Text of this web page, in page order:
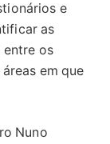
e
as
entre os
em que
Nuno